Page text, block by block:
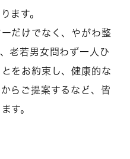
ます。
だけでなく、やがわ整
老若男女問わず一人ひ
をお約束し、健康的な
らご提案するなど、皆
す。